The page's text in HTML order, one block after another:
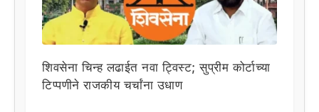
शिवसेना चिन्ह लढाईत नवा ट्विस्ट; सुप्रीम कोर्टाच्या
टिप्पणीने राजकीय चर्चांना उधाण